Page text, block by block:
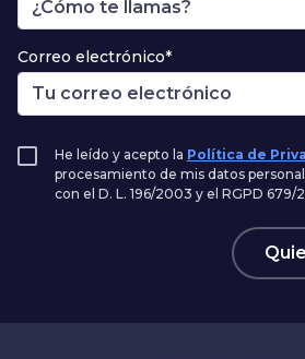
Correo electrónico*
He leído y acepto la Política de
procesamiento de mis datos
con el D. L. 196/2003 y el RGPD 679/